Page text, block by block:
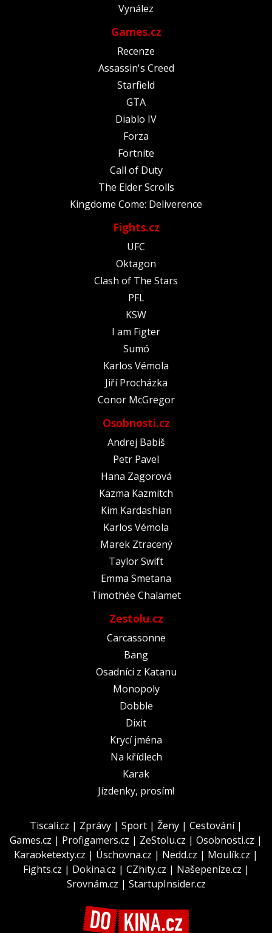
Vynález
Games.cz
Recenze
Assassin's Creed
Starfield
GTA
Diablo IV
Forza
Fortnite
Call of Duty
The Elder Scrolls
Kingdome Come: Deliverence
Fights.cz
UFC
Oktagon
Clash of The Stars
PFL
KSW
I am Figter
Sumó
Karlos Vémola
Jiří Procházka
Conor McGregor
Osobnosti.cz
Andrej Babiš
Petr Pavel
Hana Zagorová
Kazma Kazmitch
Kim Kardashian
Karlos Vémola
Marek Ztracený
Taylor Swift
Emma Smetana
Timothée Chalamet
Zestolu.cz
Carcassonne
Bang
Osadníci z Katanu
Monopoly
Dobble
Dixit
Krycí jména
Na křídlech
Karak
Jízdenky, prosím!
Tiscali.cz | Zprávy | Sport | Ženy | Cestování|
Games.cz | Profigamers.cz | ZeStolu.cz | Osobnosti.cz |
Karaoketexty.cz | Úschovna.cz | Nedd.cz | Moulík.cz |
Fights.cz | Dokina.cz | CZhity.cz | Našepeníze.cz |
Srovnám.cz | StartupInsider.cz